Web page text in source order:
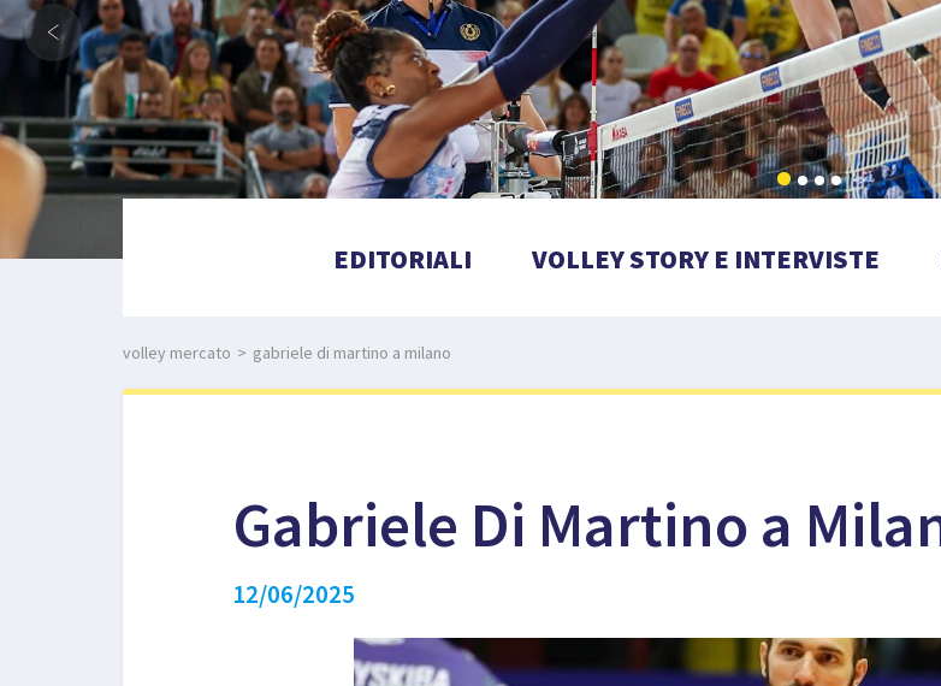
‹
EDITORIALI VOLLEY STORY E INTERVISTE
volley mercato > gabriele di martino a milano
Gabriele Di Martino a
12/06/2025